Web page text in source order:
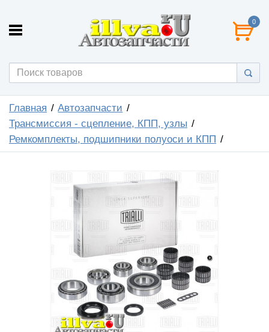
0
Главная
Автозапчасти
Трансмиссия - сцепление, КПП, узлы
Ремкомплекты, подшипники полуоси и КПП